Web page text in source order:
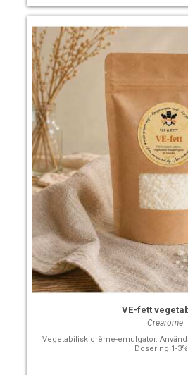
VE-fett
Crearome
Vegetabilisk crème-emulgator.
Dosering 1-